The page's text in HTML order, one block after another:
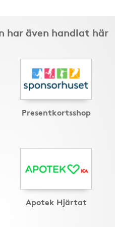
har även handlat här
Presentkortsshop
Apotek Hjärtat